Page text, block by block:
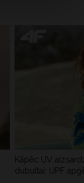
Kāpēc UV
dubultai: UPF